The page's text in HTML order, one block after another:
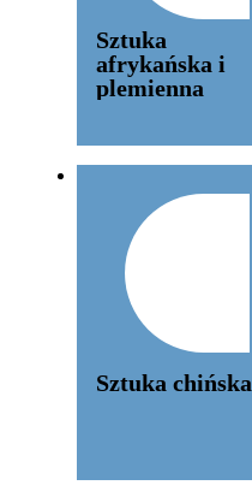
Sztuka
afrykańska i
plemienna
Sztuka chińska